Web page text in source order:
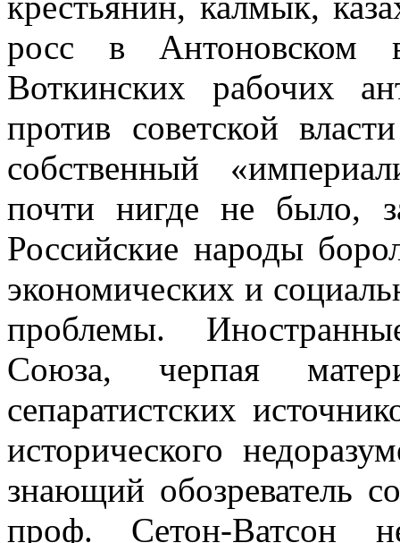
росс в Антоновском
Воткинских рабочих
против советской
собственный
почти нигде не было,
Российские народы
экономических и
проб­лемы.
Союза, черпая
сепаратистских
ис­торического
знающий обозреватель
проф. Сетон-Ватсон